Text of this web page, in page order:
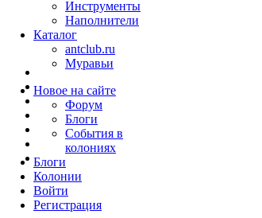
Инструменты
Наполнители
Каталог
antclub.ru
Муравьи
Новое на сайте
Форум
Блоги
События в
колониях
Блоги
Колонии
Войти
Peгиcтpaция